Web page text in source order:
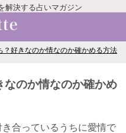
解決する占いマガジン
？好きなのか情なのか確かめる方法
のか情なのか確かめ
合っているうちに愛情で